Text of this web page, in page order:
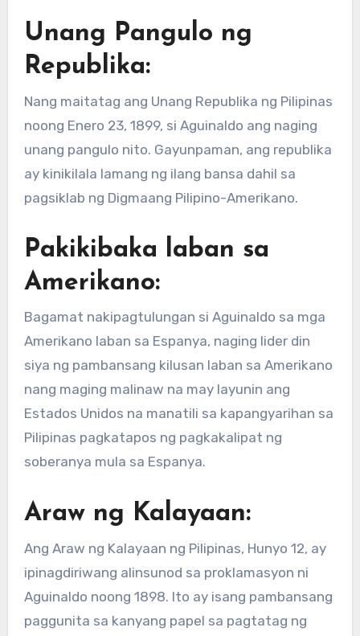
Unang Pangulo ng
Republika:
Nang maitatag ang Unang Republika ng Pilipinas
noong Enero 23, 1899, si Aguinaldo ang naging
unang pangulo nito. Gayunpaman, ang republika
ay kinikilala lamang ng ilang bansa dahil sa
pagsiklab ng Digmaang Pilipino-Amerikano.
Pakikibaka laban sa
Amerikano:
Bagamat nakipagtulungan si Aguinaldo sa mga
Amerikano laban sa Espanya, naging lider din
siya ng pambansang kilusan laban sa Amerikano
nang maging malinaw na may layunin ang
Estados Unidos na manatili sa kapangyarihan sa
Pilipinas pagkatapos ng pagkakalipat ng
soberanya mula sa Espanya.
Araw ng Kalayaan:
Ang Araw ng Kalayaan ng Pilipinas, Hunyo 12, ay
ipinagdiriwang alinsunod sa proklamasyon ni
Aguinaldo noong 1898. Ito ay isang pambansang
paggunita sa kanyang papel sa pagtatag ng